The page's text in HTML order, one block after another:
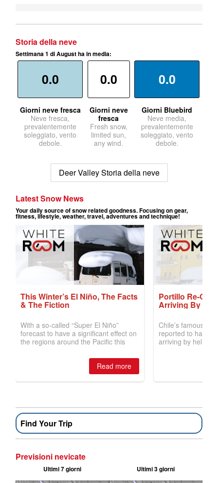
Storia della neve
Settimana 1 di August ha in media:
0.0
Giorni neve fresca
Neve fresca,
prevalentemente
soleggiato, vento
debole.
0.0
Giorni neve
fresca
Fresh snow,
limited sun,
any wind.
0.0
Giorni Bluebird
Neve media,
prevalentemente
soleggiato, vento
debole.
Deer Valley Storia della neve
Find Your Trip
Previsioni nevicate
Ultimi 7 giorni Ultimi 3 giorni